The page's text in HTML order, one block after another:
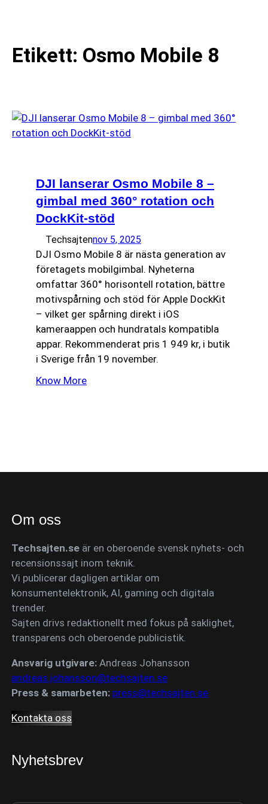
Etikett: Osmo Mobile 8
DJI lanserar Osmo Mobile 8 –
gimbal med 360° rotation och
DockKit-stöd
Techsajtennov 5, 2025
DJI Osmo Mobile 8 är nästa generation av
företagets mobilgimbal. Nyheterna
omfattar 360° horisontell rotation, bättre
motivspårning och stöd för Apple DockKit
– vilket ger spårning direkt i iOS
kameraappen och hundratals kompatibla
appar. Rekommenderat pris 1 949 kr, i butik
i Sverige från 19 november.
Know More
Om oss
Techsajten.se är en oberoende svensk nyhets- och
recensionssajt inom teknik.
Vi publicerar dagligen artiklar om
konsumentelektronik, AI, gaming och digitala
trender.
Sajten drivs redaktionellt med fokus på saklighet,
transparens och oberoende publicistik.
Ansvarig utgivare: Andreas Johansson
andreas.johansson@techsajten.se
Press & samarbeten: press@techsajten.se
Kontakta oss
Nyhetsbrev